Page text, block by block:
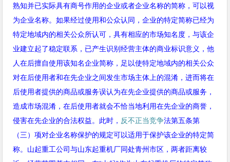
熟知并已实际具有商号作用的企业或者企业名称的简称，可以视
为企业名称。如果经过使用和公众认同，企业的特定简称已经为
特定地域内的相关公众所认可，具有相应的市场知名度，与该企
业建立起了稳定联系，已产生识别经营主体的商业标识意义，他
人在后擅自使用该知名企业简称，足以使特定地域内的相关公众
对在后使用者和在先企业之间发生市场主体上的混淆，进而将在
后使用者提供的商品或服务误认为在先企业提供的商品或服务，
造成市场混淆，在后使用者就会不恰当地利用在先企业的商誉，
侵害在先企业的合法权益。此时， 反不正当竞争法第五条第
（三）项对企业名称保护的规定可以适用于保护该企业的特定简
称。山起重工公司与山东起重机厂同处青州市区，两者距离较